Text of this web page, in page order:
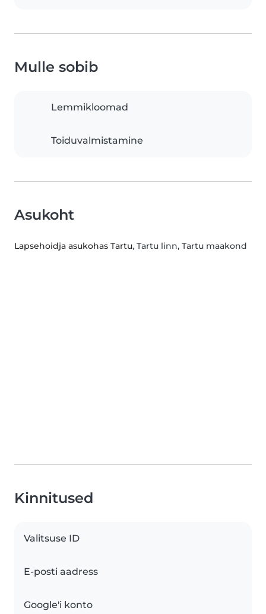
Mulle sobib
Lemmikloomad
Toiduvalmistamine
Asukoht
Lapsehoidja asukohas Tartu, Tartu linn, Tartu maakond
Kinnitused
Valitsuse ID
E-posti aadress
Google'i konto